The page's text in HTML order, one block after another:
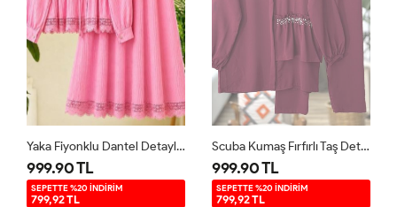
Yaka Fiyonklu Dantel Detaylı Takım Pembe TB80108
999.90 TL
SEPETTE %20 İNDİRİM
799,92 TL
Scuba Kumaş Fırfırlı Taş Detaylı Takım Bordo YRN30520
999.90 TL
SEPETTE %20 İNDİRİM
799,92 TL